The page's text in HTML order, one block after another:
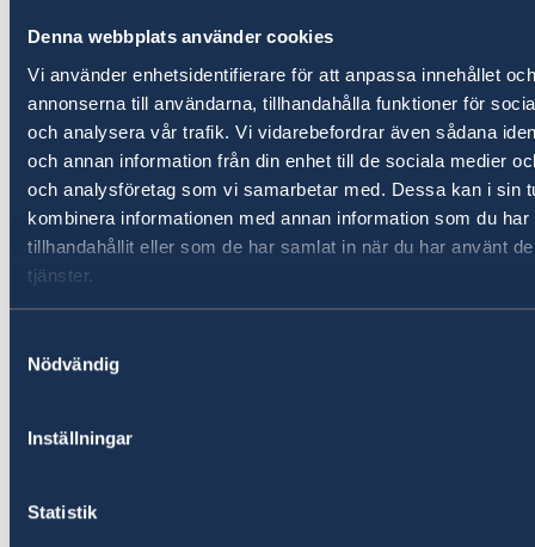
Denna webbplats använder cookies
Vi använder enhetsidentifierare för att anpassa innehållet och
annonserna till användarna, tillhandahålla funktioner för
och analysera vår trafik. Vi vidarebefordrar även sådana
och annan information från din enhet till de sociala medier
och analysföretag som vi samarbetar med. Dessa kan i sin
kombinera informationen med annan information som du har
tillhandahållit eller som de har samlat in när du har använt
tjänster.
Nödvändig
Inställningar
Statistik
Turkiets nyutnämnde minister Mehmet Muş
och Sveriges Anna Hallberg. JETCO ska uttydas
Joint Economic and Trade Commission och
diskussionen handlade om just sådana frågor –
först på politisk nivå och därefter ett
rundabordssamtal med involvering av turkiska
och svenska företag och där Business Sweden
tillsammans med generalkonsulatet i Istanbul
har haft en nyckelroll i förberedelserna.
mycket konkreta erfarenheter bl.a. beträffande
företagen.
öppnare handel har vi verkligen allt att vinna